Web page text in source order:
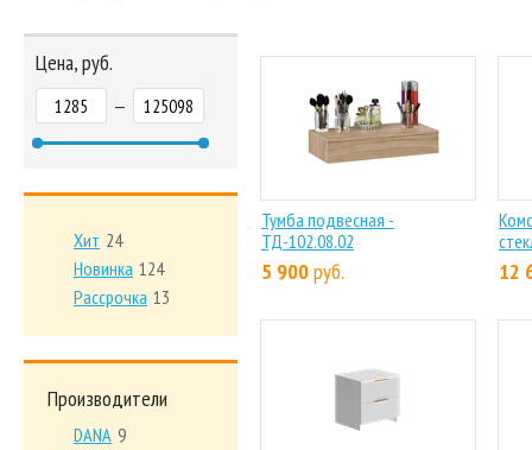
Тумба подвесная -
ТД-102.08.02
5 900руб. 12
Цена, руб.
—
Хит 24
Новинка 124
Рассрочка 13
Производители
DANA 9